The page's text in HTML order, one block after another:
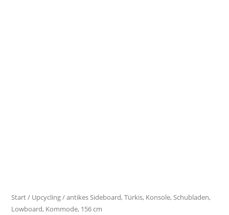
Start/ Upcycling/ antikes Sideboard, Türkis, Konsole, Schubladen,
Lowboard, Kommode, 156 cm